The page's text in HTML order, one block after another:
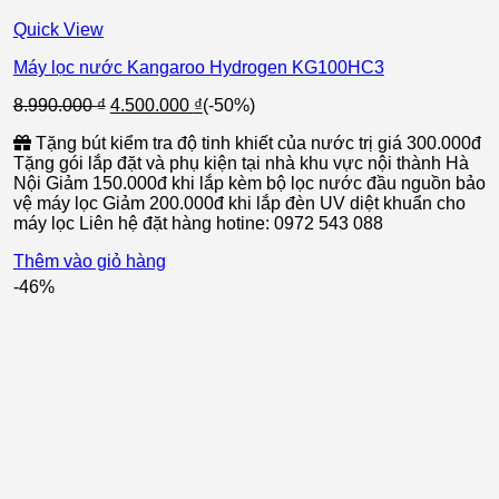
Quick View
Máy lọc nước Kangaroo Hydrogen KG100HC3
8.990.000₫ Giá
là:
8.990.000 ₫.
4.500.000 ₫Giá
tại
là:
4.500.000 ₫.
(-50%)
Tặng bút kiểm tra độ tinh khiết của nước trị giá 300.000đ
Tặng gói lắp đặt và phụ kiện tại nhà khu vực nội thành Hà
Nội Giảm 150.000đ khi lắp kèm bộ lọc nước đầu nguồn bảo
vệ máy lọc Giảm 200.000đ khi lắp đèn UV diệt khuẩn cho
máy lọc Liên hệ đặt hàng hotine: 0972 543 088
Thêm vào giỏ hàng
-46%